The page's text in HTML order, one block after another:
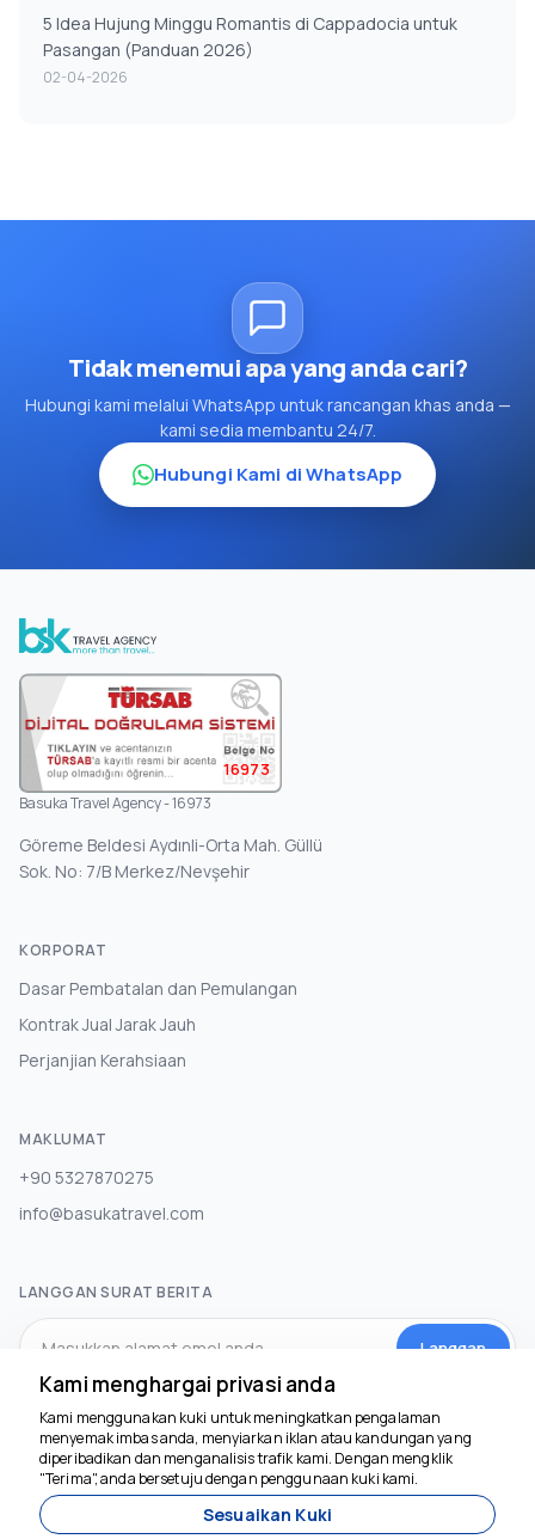
5 Idea Hujung Minggu Romantis di Cappadocia untuk
Pasangan (Panduan 2026)
02-04-2026
Tidak menemui apa yang anda cari?
Hubungi kami melalui WhatsApp untuk rancangan khas anda —
kami sedia membantu 24/7.
Hubungi Kami di WhatsApp
16973
Basuka Travel Agency - 16973
Göreme Beldesi Aydınli-Orta Mah. Güllü
Sok. No: 7/B Merkez/Nevşehir
KORPORAT
Dasar Pembatalan dan Pemulangan
Kontrak Jual Jarak Jauh
Perjanjian Kerahsiaan
MAKLUMAT
+90 5327870275
info@basukatravel.com
LANGGAN SURAT BERITA
Langgan
MEDIA SOSIAL
Kami menghargai privasi anda
Kami menggunakan kuki untuk meningkatkan pengalaman
menyemak imbas anda, menyiarkan iklan atau kandungan yang
diperibadikan dan menganalisis trafik kami. Dengan mengklik
"Terima", anda bersetuju dengan penggunaan kuki kami.
Sesuaikan Kuki
Kami di sini untuk
membantu